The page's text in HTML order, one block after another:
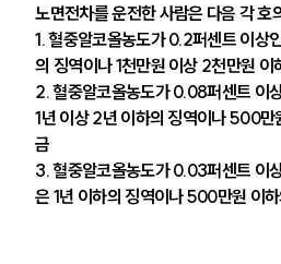
노면전차를 운전한 사람은 다음 각 호
1. 혈중알코올농도가 0.2퍼센트 이상
의 징역이나 1천만원 이상 2천만원 이
2. 혈중알코올농도가 0.08퍼센트 이
1년 이상 2년 이하의 징역이나 500만
금
3. 혈중알코올농도가 0.03퍼센트 이
은 1년 이하의 징역이나 500만원 이